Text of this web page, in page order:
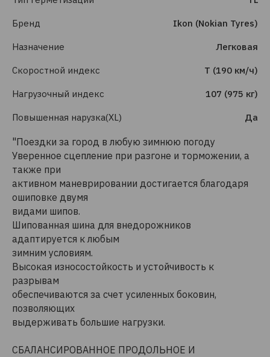
Бренд Ikon (Nokian Tyres)
Назначение Легковая
Скоростной индекс T (190 км/ч)
Нагрузочный индекс 107 (975 кг)
Повышенная нарузка(XL) Да
"Поездки за город в любую зимнюю погоду
Уверенное сцепление при разгоне и торможении, а
также при
активном маневрировании достигается благодаря
ошиповке двумя
видами шипов.
Шипованная шина для внедорожников
адаптируется к любым
зимним условиям.
Высокая износостойкость и устойчивость к
разрывам
обеспечиваются за счет усиленных боковин,
позволяющих
выдерживать большие нагрузки.
СБАЛАНСИРОВАННОЕ ПРОДОЛЬНОЕ И